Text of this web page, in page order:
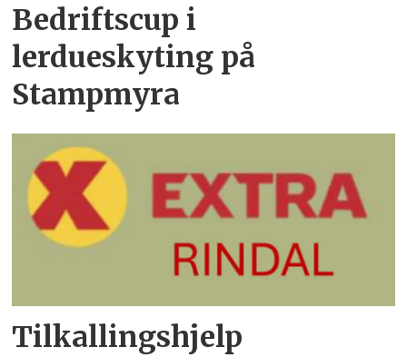
Bedriftscup i
lerdueskyting på
Stampmyra
Tilkallingshjelp